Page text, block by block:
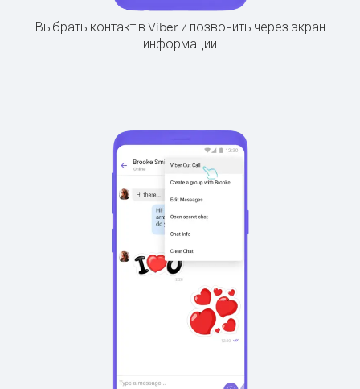
Выбрать контакт в Viber и позвонить через экран
информации